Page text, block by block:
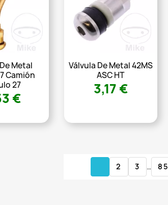
Metal
Camión
27
€
Válvula De Metal 42MS
ASC HT
3,17 €
2 3 …